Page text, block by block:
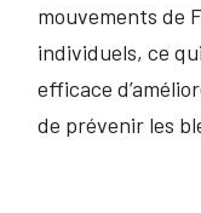
mouvements de
individuels, ce
efficace
de prévenir les